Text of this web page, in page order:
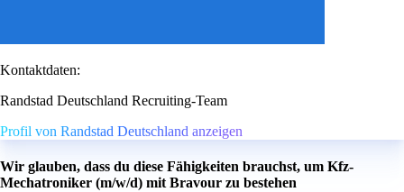
Kontaktdaten:
Randstad Deutschland Recruiting-Team
Profil von Randstad Deutschland anzeigen
Wir glauben, dass du diese Fähigkeiten brauchst, um Kfz-
Mechatroniker (m/w/d) mit Bravour zu bestehen